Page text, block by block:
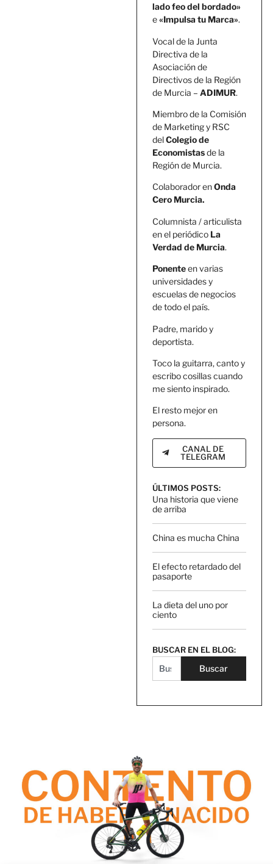
lado feo del bordado»
e«Impulsa tu Marca».
Vocal de la Junta
Directiva de la
Asociación de
Directivos de la Región
de Murcia – ADIMUR.
Miembro de la Comisión
de Marketing y RSC
delColegio de
Economistasde la
Región de Murcia.
Colaborador enOnda
Cero Murcia.
Columnista / articulista
en el periódico La
Verdad de Murcia.
Ponenteen varias
universidades y
escuelas de negocios
de todo el país.
Padre, marido y
deportista.
Toco la guitarra, canto y
escribo cosillas cuando
me siento inspirado.
El resto mejor en
persona.
CANAL DE
TELEGRAM
ÚLTIMOS POSTS:
Una historia que viene
de arriba
China es mucha China
El efecto retardado del
pasaporte
La dieta del uno por
ciento
BUSCAR EN EL BLOG:
Buscar